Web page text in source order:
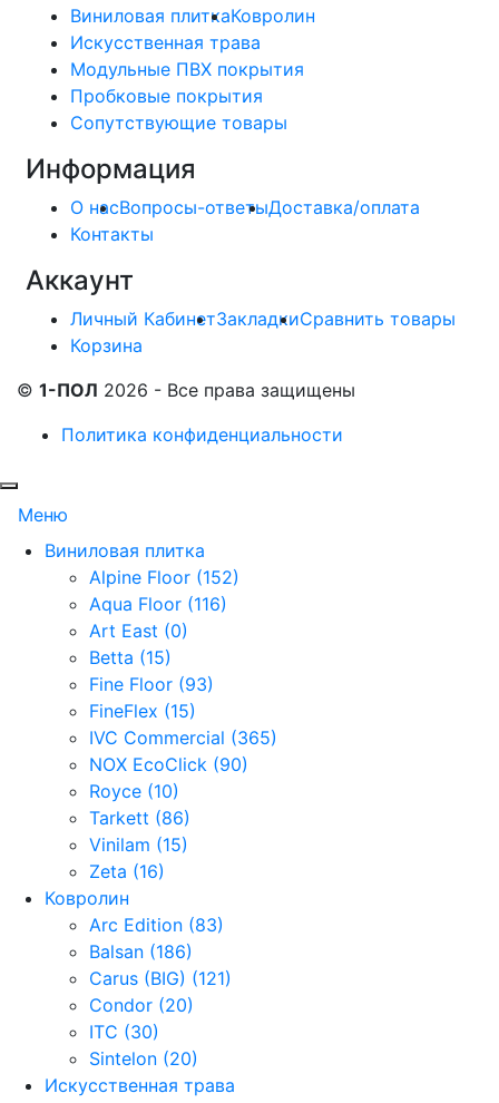
Виниловая плиткаКовролин
Искусственная трава
Модульные ПВХ покрытия
Пробковые покрытия
Сопутствующие товары
Информация
О насВопросы-ответыДоставка/оплата
Контакты
Аккаунт
Личный КабинетЗакладкиСравнить товары
Корзина
© 1-ПОЛ 2026 - Все права защищены
Политика конфиденциальности
Меню
Виниловая плитка
Alpine Floor (152)
Aqua Floor (116)
Art East (0)
Betta (15)
Fine Floor (93)
FineFlex (15)
IVC Commercial (365)
NOX EcoClick (90)
Royce (10)
Tarkett (86)
Vinilam (15)
Zeta (16)
Ковролин
Arc Edition (83)
Balsan (186)
Carus (BIG) (121)
Condor (20)
ITC (30)
Sintelon (20)
Искусственная трава